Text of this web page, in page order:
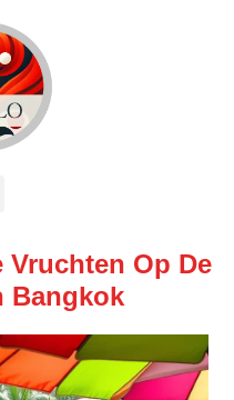
Vruchten Op De
Bangkok